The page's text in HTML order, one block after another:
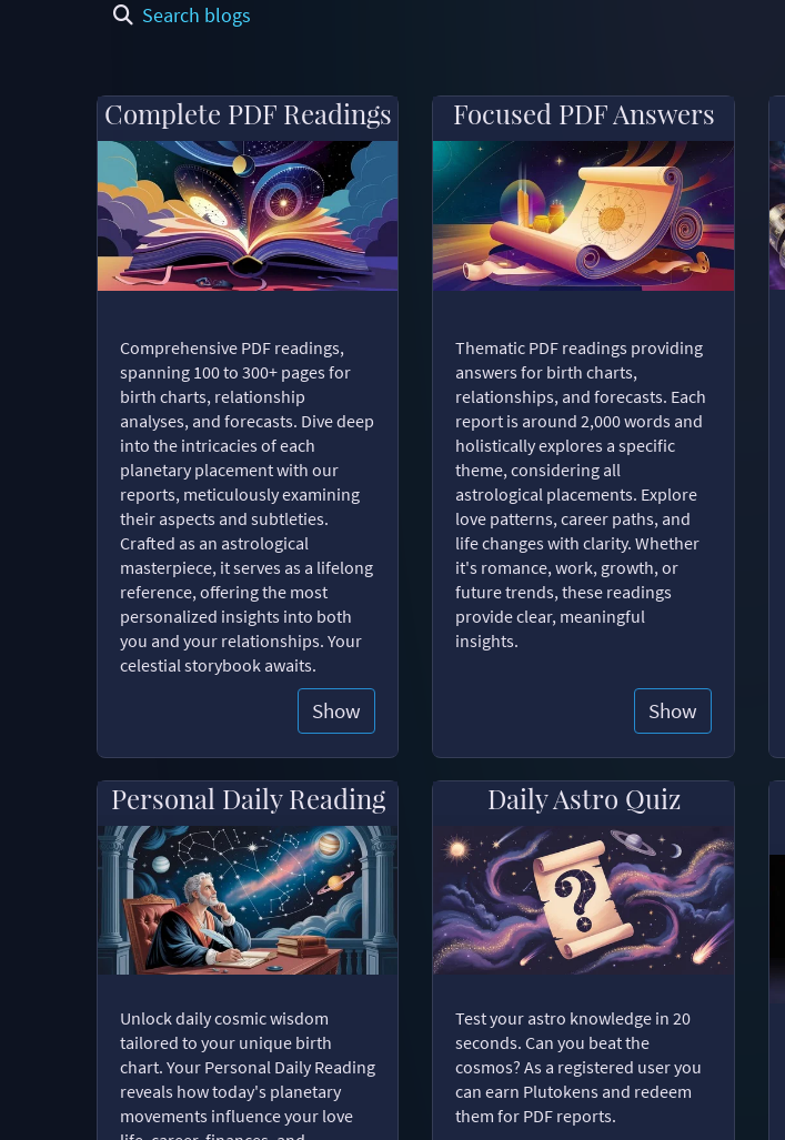
Search blogs
Complete PDF Readings
Comprehensive PDF readings,
spanning 100 to 300+ pages for
birth charts, relationship
analyses, and forecasts. Dive deep
into the intricacies of each
planetary placement with our
reports, meticulously examining
their aspects and subtleties.
Crafted as an astrological
masterpiece, it serves as a lifelong
reference, offering the most
personalized insights into both
you and your relationships. Your
celestial storybook awaits.
Show
Focused PDF Answers
Thematic PDF readings providing
answers for birth charts,
relationships, and forecasts. Each
report is around 2,000 words and
holistically explores a specific
theme, considering all
astrological placements. Explore
love patterns, career paths, and
life changes with clarity. Whether
it's romance, work, growth, or
future trends, these readings
provide clear, meaningful
insights.
Show
Personal Daily Reading
Unlock daily cosmic wisdom
tailored to your unique birth
chart. Your Personal Daily Reading
reveals how today's planetary
movements influence your love
Daily Astro Quiz
Test your astro knowledge in 20
seconds. Can you beat the
cosmos? As a registered user you
can earn Plutokens and redeem
them for PDF reports.